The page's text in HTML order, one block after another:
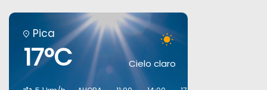
Pica
17°C Cielo claro